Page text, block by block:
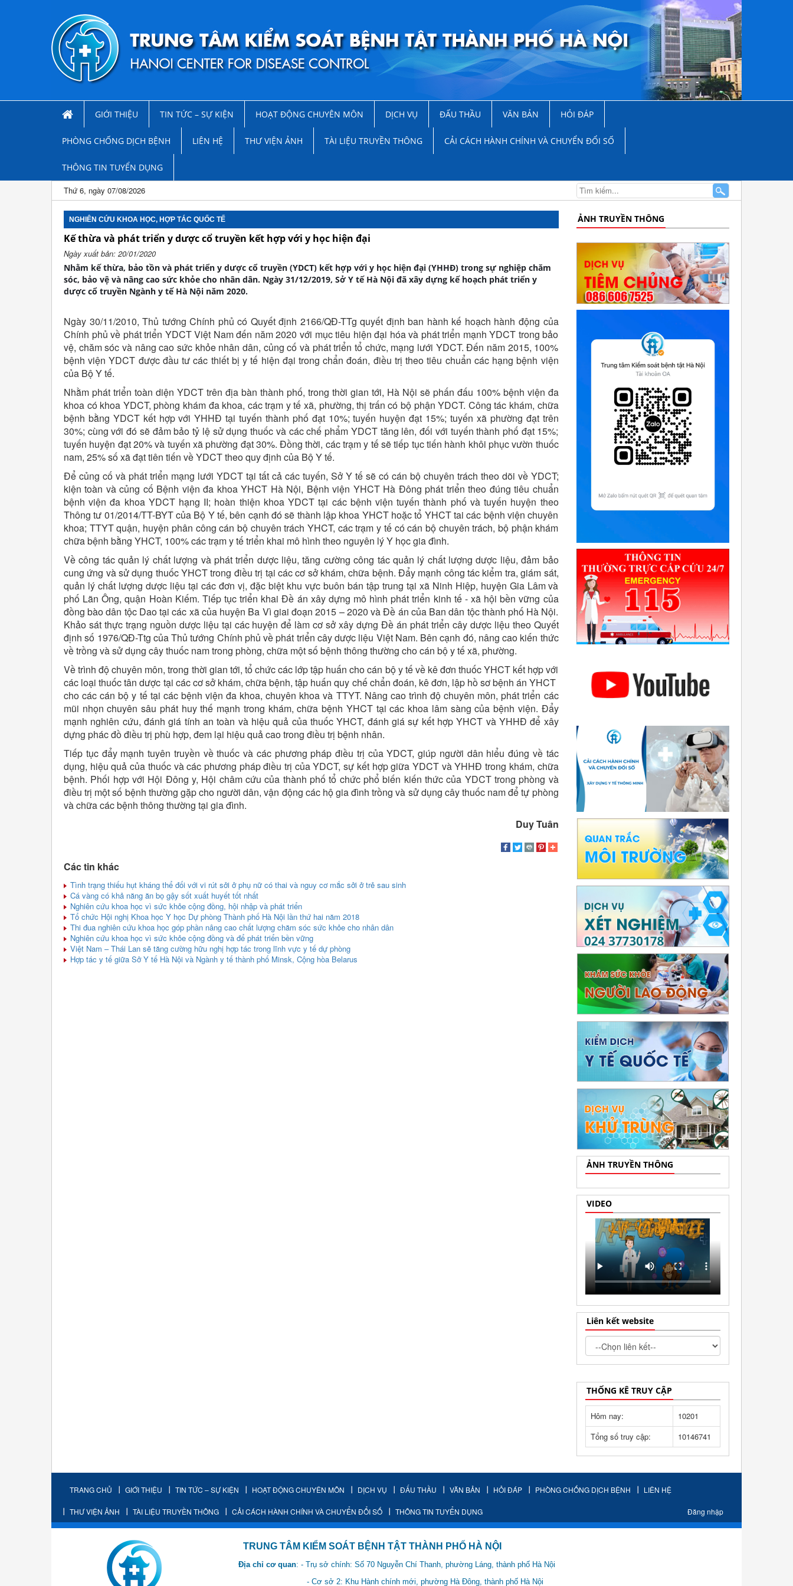
GIỚI THIỆU TIN TỨC – SỰ KIỆN HOẠT ĐỘNG CHUYÊN MÔN DỊCH VỤ ĐẤU THẦU VĂN BẢN HỎI ĐÁP
PHÒNG CHỐNG DỊCH BỆNH LIÊN HỆ THƯ VIỆN ẢNH TÀI LIỆU TRUYỀN THÔNG CẢI CÁCH HÀNH CHÍNH VÀ CHUYỂN ĐỔI SỐ
THÔNG TIN TUYỂN DỤNG
Thứ 6, ngày 07/08/2026
NGHIÊN CỨU KHOA HỌC, HỢP TÁC QUỐC TẾ
Kế thừa và phát triển y dược cổ truyền kết hợp với y học hiện đại
Ngày xuất bản: 20/01/2020
Nhằm kế thừa, bảo tồn và phát triển y dược cổ truyền (YDCT) kết hợp với y học hiện đại (YHHĐ) trong sự nghiệp chăm
sóc, bảo vệ và nâng cao sức khỏe cho nhân dân. Ngày 31/12/2019, Sở Y tế Hà Nội đã xây dựng kế hoạch phát triển y
dược cổ truyền Ngành y tế Hà Nội năm 2020.
Ngày 30/11/2010, Thủ tướng Chính phủ có Quyết định 2166/QĐ-TTg quyết định ban hành kế hoạch hành động của
Chính phủ về phát triển YDCT Việt Nam đến năm 2020 với mục tiêu hiện đại hóa và phát triển mạnh YDCT trong bảo
vệ, chăm sóc và nâng cao sức khỏe nhân dân, củng cố và phát triển tổ chức, mạng lưới YDCT. Đến năm 2015, 100%
bệnh viện YDCT được đầu tư các thiết bị y tế hiện đại trong chẩn đoán, điều trị theo tiêu chuẩn các hạng bệnh viện
của Bộ Y tế.
Nhằm phát triển toàn diện YDCT trên địa bàn thành phố, trong thời gian tới, Hà Nội sẽ phấn đấu 100% bệnh viện đa
khoa có khoa YDCT, phòng khám đa khoa, các trạm y tế xã, phường, thị trấn có bộ phận YDCT. Công tác khám, chữa
bệnh bằng YDCT kết hợp với YHHĐ tại tuyến thành phố đạt 10%; tuyến huyện đạt 15%; tuyến xã phường đạt trên
30%; cùng với đó sẽ đảm bảo tỷ lệ sử dụng thuốc và các chế phẩm YDCT tăng lên, đối với tuyến thành phố đạt 15%;
tuyến huyện đạt 20% và tuyến xã phường đạt 30%. Đồng thời, các trạm y tế sẽ tiếp tục tiến hành khôi phục vườn thuốc
nam, 25% số xã đạt tiên tiến về YDCT theo quy định của Bộ Y tế.
Để củng cố và phát triển mạng lưới YDCT tại tất cả các tuyến, Sở Y tế sẽ có cán bộ chuyên trách theo dõi về YDCT;
kiện toàn và củng cố Bệnh viện đa khoa YHCT Hà Nội, Bệnh viện YHCT Hà Đông phát triển theo đúng tiêu chuẩn
bệnh viện đa khoa YDCT hạng II; hoàn thiện khoa YDCT tại các bệnh viện tuyến thành phố và tuyến huyện theo
Thông tư 01/2014/TT-BYT của Bộ Y tế, bên cạnh đó sẽ thành lập khoa YHCT hoặc tổ YHCT tai các bệnh viện chuyên
khoa; TTYT quận, huyện phân công cán bộ chuyên trách YHCT, các trạm y tế có cán bộ chuyên trách, bộ phận khám
chữa bệnh bằng YHCT, 100% các trạm y tế triển khai mô hình theo nguyên lý Y học gia đình.
Về công tác quản lý chất lượng và phát triển dược liệu, tăng cường công tác quản lý chất lượng dược liệu, đảm bảo
cung ứng và sử dụng thuốc YHCT trong điều trị tại các cơ sở khám, chữa bệnh. Đẩy mạnh công tác kiểm tra, giám sát,
quản lý chất lượng dược liệu tại các đơn vị, đặc biệt khu vực buôn bán tập trung tại xã Ninh Hiệp, huyện Gia Lâm và
phố Lãn Ông, quận Hoàn Kiếm. Tiếp tục triển khai Đề án xây dựng mô hình phát triển kinh tế - xã hội bền vững của
đồng bào dân tộc Dao tại các xã của huyện Ba Vì giai đoạn 2015 – 2020 và Đề án của Ban dân tộc thành phố Hà Nội.
Khảo sát thực trạng nguồn dược liệu tại các huyện để làm cơ sở xây dựng Đề án phát triển cây dược liệu theo Quyết
định số 1976/QĐ-Ttg của Thủ tướng Chính phủ về phát triển cây dược liệu Việt Nam. Bên cạnh đó, nâng cao kiến thức
về trồng và sử dụng cây thuốc nam trong phòng, chữa một số bệnh thông thường cho cán bộ y tế xã, phường.
Về trình độ chuyên môn, trong thời gian tới, tổ chức các lớp tập huấn cho cán bộ y tế về kê đơn thuốc YHCT kết hợp với
các loại thuốc tân dược tại các cơ sở khám, chữa bệnh, tập huấn quy chế chẩn đoán, kê đơn, lập hồ sơ bệnh án YHCT
cho các cán bộ y tế tại các bệnh viện đa khoa, chuyên khoa và TTYT. Nâng cao trình độ chuyên môn, phát triển các
mũi nhọn chuyên sâu phát huy thế mạnh trong khám, chữa bệnh YHCT tại các khoa lâm sàng của bệnh viện. Đẩy
mạnh nghiên cứu, đánh giá tính an toàn và hiệu quả của thuốc YHCT, đánh giá sự kết hợp YHCT và YHHĐ để xây
dựng phác đồ điều trị phù hợp, đem lại hiệu quả cao trong điều trị bệnh nhân.
Tiếp tục đẩy mạnh tuyên truyền về thuốc và các phương pháp điều trị của YDCT, giúp người dân hiểu đúng về tác
dụng, hiệu quả của thuốc và các phương pháp điều trị của YDCT, sự kết hợp giữa YDCT và YHHĐ trong khám, chữa
bệnh. Phối hợp với Hội Đông y, Hội châm cứu của thành phố tổ chức phổ biến kiến thức của YDCT trong phòng và
điều trị một số bệnh thường gặp cho người dân, vận động các hộ gia đình trồng và sử dụng cây thuốc nam để tự phòng
và chữa các bệnh thông thường tại gia đình.
Duy Tuân
Các tin khác
Tình trạng thiếu hụt kháng thể đối với vi rút sởi ở phụ nữ có thai và nguy cơ mắc sởi ở trẻ sau sinh
Cá vàng có khả năng ăn bọ gậy sốt xuất huyết tốt nhất
Nghiên cứu khoa học vì sức khỏe cộng đồng, hội nhập và phát triển
Tổ chức Hội nghị Khoa học Y học Dự phòng Thành phố Hà Nội lần thứ hai năm 2018
Thi đua nghiên cứu khoa học góp phần nâng cao chất lượng chăm sóc sức khỏe cho nhân dân
Nghiên cứu khoa học vì sức khỏe cộng đồng và để phát triển bền vững
Việt Nam – Thái Lan sẽ tăng cường hữu nghị hợp tác trong lĩnh vực y tế dự phòng
Hợp tác y tế giữa Sở Y tế Hà Nội và Ngành y tế thành phố Minsk, Cộng hòa Belarus
ẢNH TRUYỀN THÔNG
ẢNH TRUYỀN THÔNG
VIDEO
Liên kết website
THỐNG KÊ TRUY CẬP
Hôm nay:
10201
Tổng số truy cập:
10146741
TRANG CHỦ GIỚI THIỆU TIN TỨC – SỰ KIỆN HOẠT ĐỘNG CHUYÊN MÔN DỊCH VỤ ĐẤU THẦU VĂN BẢN HỎI ĐÁP PHÒNG CHỐNG DỊCH BỆNH LIÊN HỆ
THƯ VIỆN ẢNH TÀI LIỆU TRUYỀN THÔNG CẢI CÁCH HÀNH CHÍNH VÀ CHUYỂN ĐỔI SỐ THÔNG TIN TUYỂN DỤNG Đăng nhập
TRUNG TÂM KIỂM SOÁT BỆNH TẬT THÀNH PHỐ HÀ NỘI
Địa chỉ cơ quan: - Trụ sở chính: Số 70 Nguyễn Chí Thanh, phường Láng, thành phố Hà Nội
- Cơ sở 2: Khu Hành chính mới, phường Hà Đông, thành phố Hà Nội